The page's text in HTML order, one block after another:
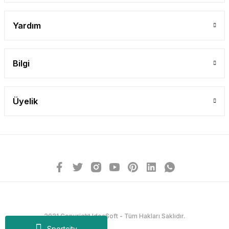
Yardım
Bilgi
Üyelik
2021 Copyright IdeaSoft - Tüm Hakları Saklıdır.